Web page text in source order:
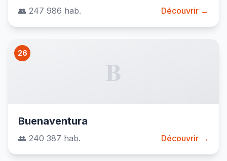
👥 247 986 hab. Découvrir →
26
B
Buenaventura
👥 240 387 hab. Découvrir →